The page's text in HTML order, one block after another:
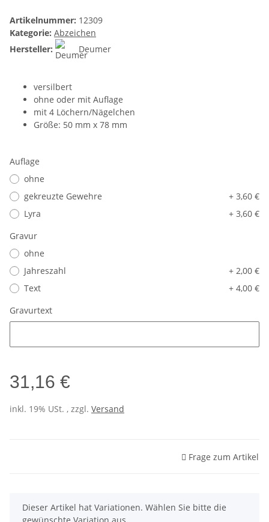
Artikelnummer: 12309
Kategorie: Abzeichen
Hersteller:
Deumer
versilbert
ohne oder mit Auflage
mit 4 Löchern/Nägelchen
Größe: 50 mm x 78 mm
Auflage
ohne
gekreuzte Gewehre
+ 3,60 €
Lyra
+ 3,60 €
Gravur
ohne
Jahreszahl
+ 2,00 €
Text
+ 4,00 €
Gravurtext
31,16 €
inkl. 19% USt. , zzgl. Versand
Frage zum Artikel
x
Dieser Artikel hat Variationen. Wählen Sie bitte die